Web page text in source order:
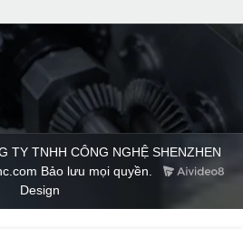
TY TNHH CÔNG NGHỆ SHENZHEN
Bảo lưu mọi quyền.
Design